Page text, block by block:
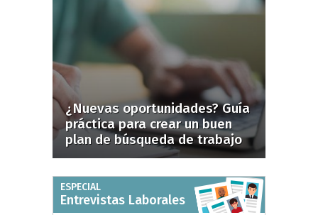
¿Nuevas oportunidades? Guía
práctica para crear un buen
plan de búsqueda de trabajo
ESPECIAL
Entrevistas Laborales